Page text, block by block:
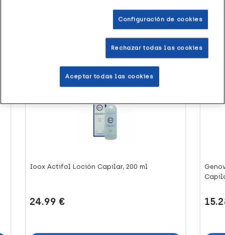
Productos similares
+50 puntos
Ioox Actifol Loción Capilar, 200 ml
24.99 €
Configuración de cookies
Rechazar todas las cookies
Aceptar todas las cookies